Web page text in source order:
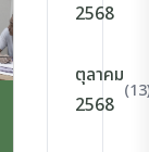
2568
ตุลาคม
2568